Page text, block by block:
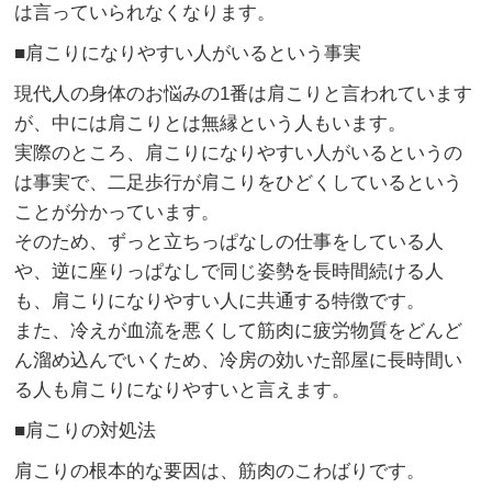
は言っていられなくなります。
■肩こりになりやすい人がいるという事実
現代人の身体のお悩みの1番は肩こりと言われています
が、中には肩こりとは無縁という人もいます。
実際のところ、肩こりになりやすい人がいるというの
は事実で、二足歩行が肩こりをひどくしているという
ことが分かっています。
そのため、ずっと立ちっぱなしの仕事をしている人
や、逆に座りっぱなしで同じ姿勢を長時間続ける人
も、肩こりになりやすい人に共通する特徴です。
また、冷えが血流を悪くして筋肉に疲労物質をどんど
ん溜め込んでいくため、冷房の効いた部屋に長時間い
る人も肩こりになりやすいと言えます。
■肩こりの対処法
肩こりの根本的な要因は、筋肉のこわばりです。